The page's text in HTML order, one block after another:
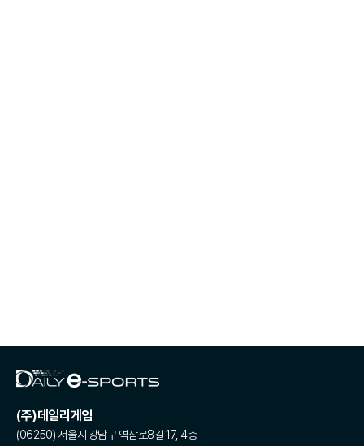
(주)데일리게임
(06250) 서울시 강남구 역삼로8길 17, 4층